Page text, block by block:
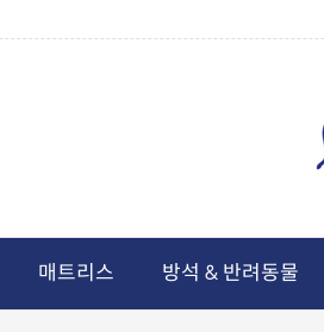
매트리스 방석 & 반려동물